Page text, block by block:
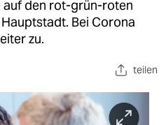
auf den rot-grün-roten
Bei Corona
zu.
teilen